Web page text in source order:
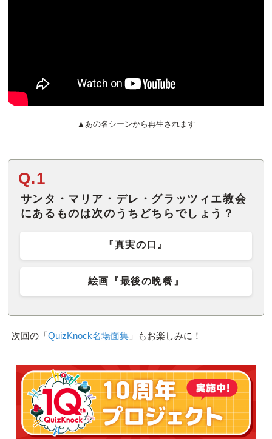
▲あの名シーンから再生されます
Q.1
サンタ・マリア・デレ・グラッツィエ教会
にあるものは次のうちどちらでしょう？
『真実の口』
絵画『最後の晩餐』
次回の「QuizKnock名場面集」もお楽しみに！